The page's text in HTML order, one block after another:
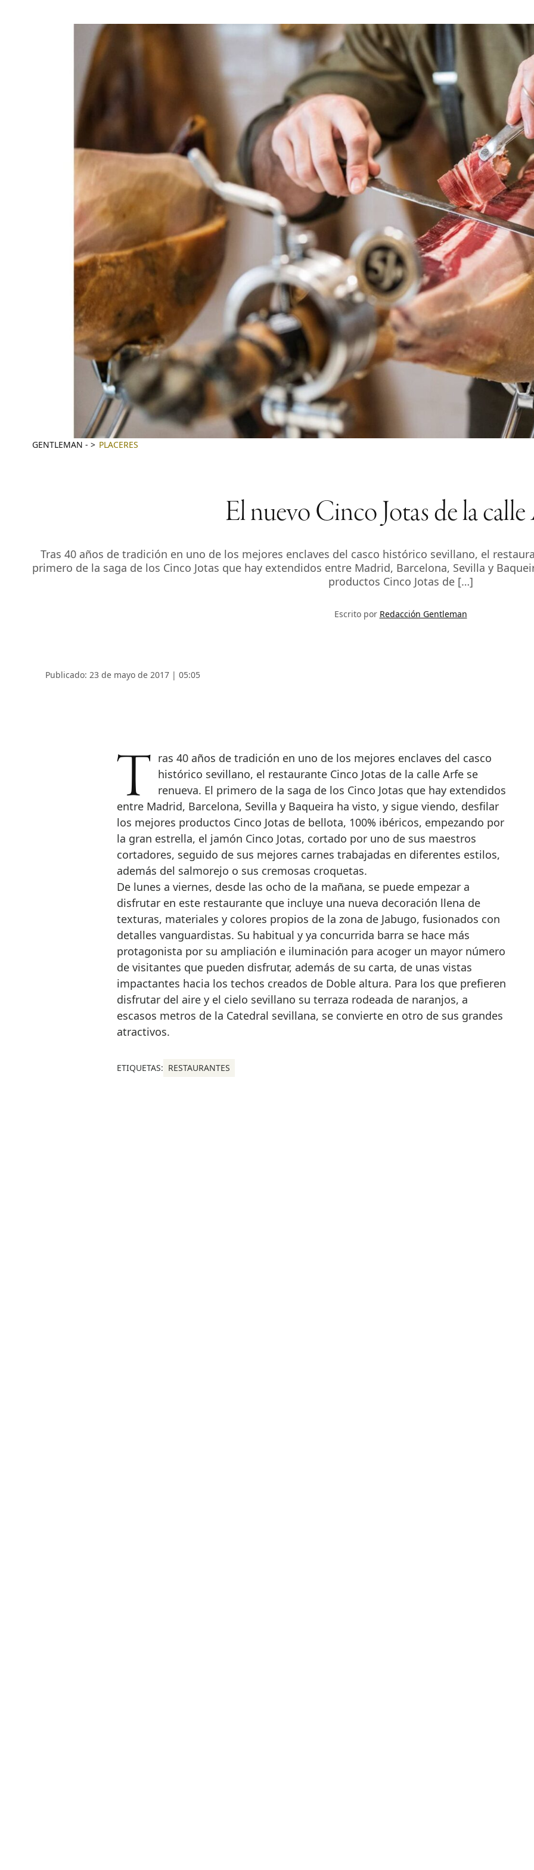
GENTLEMAN - PLACERES
El nuevo Cinco Jotas de la
Tras 40 años de tradición en uno de los mejores enclaves del casco histórico sevillano, el
primero de la saga de los Cinco Jotas que hay extendidos entre Madrid, Barcelona, Sevilla y
productos Cinco Jotas de […]
Escrito por Redacción Gentleman
Publicado: 23 de mayo de 2017 | 05:05
Tras 40 años de tradición en uno de los mejores enclaves del casco histórico sevillano, el restaurante Cinco Jotas de la calle Arfe se
renueva. El primero de la saga de los Cinco Jotas que hay extendidos
entre Madrid, Barcelona, Sevilla y Baqueira ha visto, y sigue viendo, desfilar
los mejores productos Cinco Jotas de bellota, 100% ibéricos, empezando por
la gran estrella, el jamón Cinco Jotas, cortado por uno de sus maestros
cortadores, seguido de sus mejores carnes trabajadas en diferentes estilos,
además del salmorejo o sus cremosas croquetas.
De lunes a viernes, desde las ocho de la mañana, se puede empezar a
disfrutar en este restaurante que incluye una nueva decoración llena de
texturas, materiales y colores propios de la zona de Jabugo, fusionados con
detalles vanguardistas. Su habitual y ya concurrida barra se hace más
protagonista por su ampliación e iluminación para acoger un mayor número
de visitantes que pueden disfrutar, además de su carta, de unas vistas
impactantes hacia los techos creados de Doble altura. Para los que prefieren
disfrutar del aire y el cielo sevillano su terraza rodeada de naranjos, a
escasos metros de la Catedral sevillana, se convierte en otro de sus grandes
atractivos.
ETIQUETAS: RESTAURANTES